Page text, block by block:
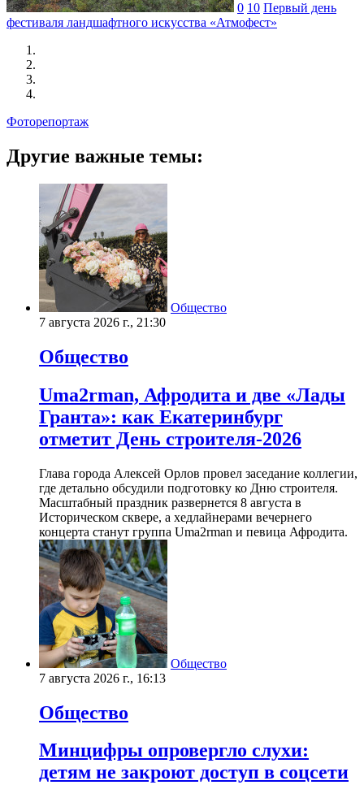
0 10 Первый день
фестиваля ландшафтного искусства «Атмофест»
Фоторепортаж
Другие важные темы:
Общество
7 августа 2026 г., 21:30
Общество
Uma2rman, Афродита и две «Лады
Гранта»: как Екатеринбург
отметит День строителя-2026
Глава города Алексей Орлов провел заседание коллегии,
где детально обсудили подготовку ко Дню строителя.
Масштабный праздник развернется 8 августа в
Историческом сквере, а хедлайнерами вечернего
концерта станут группа Uma2rman и певица Афродита.
Общество
7 августа 2026 г., 16:13
Общество
Минцифры опровергло слухи:
детям не закроют доступ в соцсети